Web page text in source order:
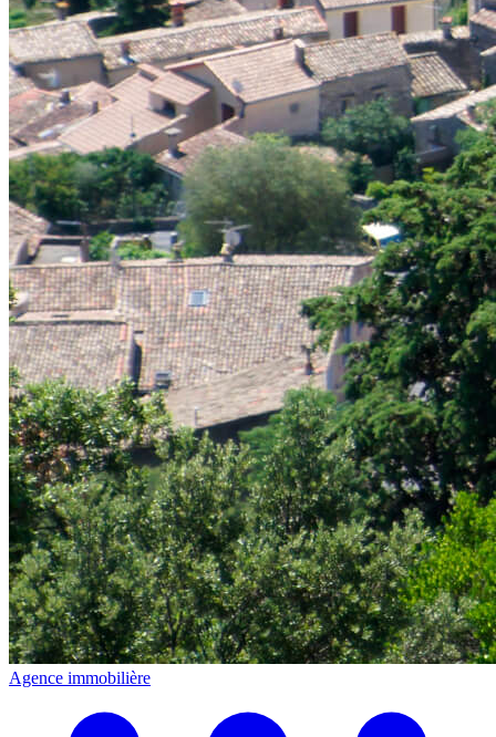
Agence immobilière